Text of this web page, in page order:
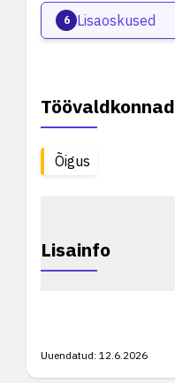
6 Lisaoskused
Töövaldkonnad
Õigus
Lisainfo
Uuendatud: 12.6.2026